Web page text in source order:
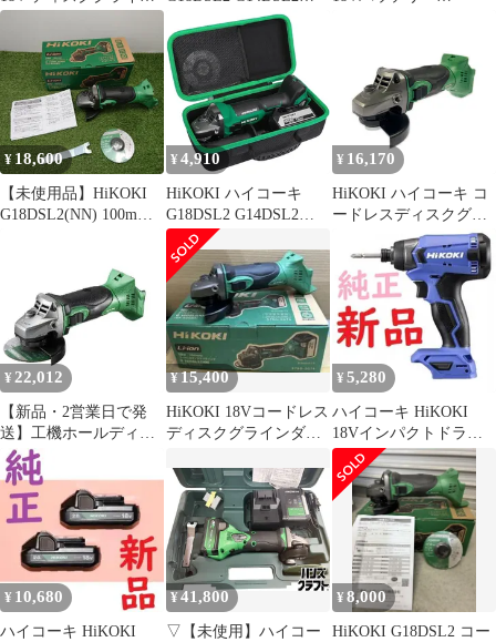
ダ G18DSL2 トイシ径
100mm シンプルモデル
バッテリー・充電器・
ケース別売り
G18DSL2(NN) 【ディス
クサンダー】
G3610DA G3610DC
G3610DD G3613DC
G3613DA G3613DD
G1210DA FG1210DA
36V 18V 14.4V 10.8V コ
ードレス 92a76d2b
¥ 18,600
【未使用品】HiKOKI
G18DSL2(NN) 100mm
¥ 4,910
HiKOKI ハイコーキ
G18DSL2 G14DSL2
G3610DA G3610DC
G3610DD G3613DC
G3613DA G3613DD
G1210DA FG1210DA
36V 18V 14.4V 10.8V コ
ードレスディスクグラ
インダ ス
¥ 16,170
HiKOKI ハイコーキ コ
ードレスディスクグラ
インダ 18V
G18DSL2(NN) 本体のみ
¥ 22,012
【新品・2営業日で発
送】工機ホールディン
グス HiKOKI(ハイコー
キ) 18V 改良型 コード
レスディスクグライン
ダー 蓄電池・充電器・
ケース別売り
G18DSL2(NN)
¥15,400
HiKOKI 18Vコードレス
ディスクグラインダ
品
¥ 5,280
ハイコーキ HiKOKI
18Vインパクトドライ
バー FWH18DA 本体の
み
¥ 10,680
ハイコーキ HiKOKI
¥41,800
▽【未使用】ハイコー
¥8,000
HiKOKI G18DSL2 コー